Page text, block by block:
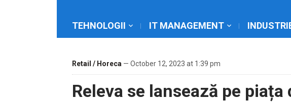
TEHNOLOGII IT MANAGEMENT
Retail / Horeca — October 12, 2023 at 1:39 pm
Releva se lansează pe piața